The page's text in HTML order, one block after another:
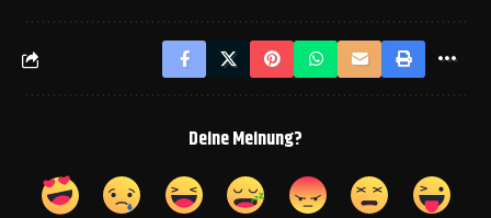
Deine Meinung?